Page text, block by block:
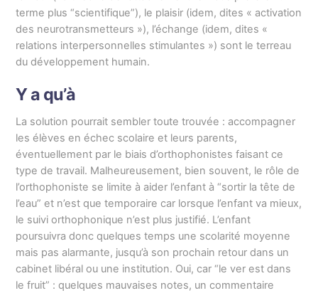
terme plus “scientifique”), le plaisir (idem, dites « activation
des neurotransmetteurs »), l’échange (idem, dites «
relations interpersonnelles stimulantes ») sont le terreau
du développement humain.
Y a qu’à
La solution pourrait sembler toute trouvée : accompagner
les élèves en échec scolaire et leurs parents,
éventuellement par le biais d’orthophonistes faisant ce
type de travail. Malheureusement, bien souvent, le rôle de
l’orthophoniste se limite à aider l’enfant à “sortir la tête de
l’eau” et n’est que temporaire car lorsque l’enfant va mieux,
le suivi orthophonique n’est plus justifié. L’enfant
poursuivra donc quelques temps une scolarité moyenne
mais pas alarmante, jusqu’à son prochain retour dans un
cabinet libéral ou une institution. Oui, car “le ver est dans
le fruit” : quelques mauvaises notes, un commentaire